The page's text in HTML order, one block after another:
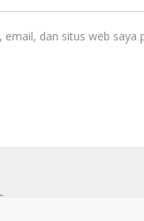
email, dan situs web